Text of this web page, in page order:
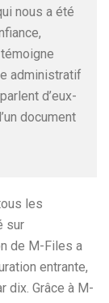
nous a été
témoigne
administratif
d’eux-
document
les
sur
de M-Files a
entrante,
dix. Grâce à M-